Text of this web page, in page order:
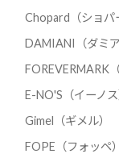
Chopard（ショパ
DAMIANI（ダミア
FOREVERMARK
E-NO'S（イーノス
Gimel（ギメル）
FOPE（フォッペ）